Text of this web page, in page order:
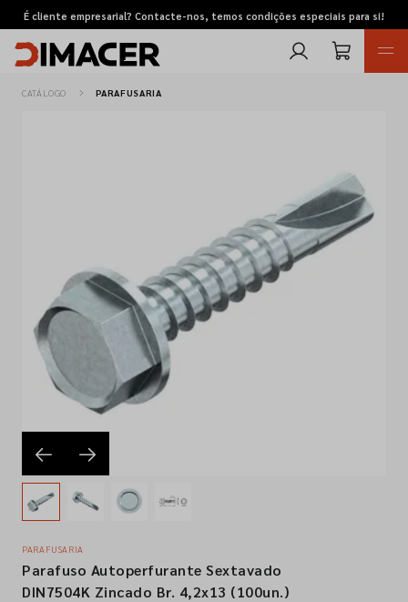
É cliente empresarial? Contacte-nos, temos condições especiais para si!
Pedidos de cotação
Marcas
Favoritos
Empresa
Contactos
Siga-nos nas redes sociais
CATÁLOGO PARAFUSARIA
PARAFUSARIA
Parafuso Autoperfurante Sextavado
DIN7504K Zincado Br. 4,2x13 (100un.)